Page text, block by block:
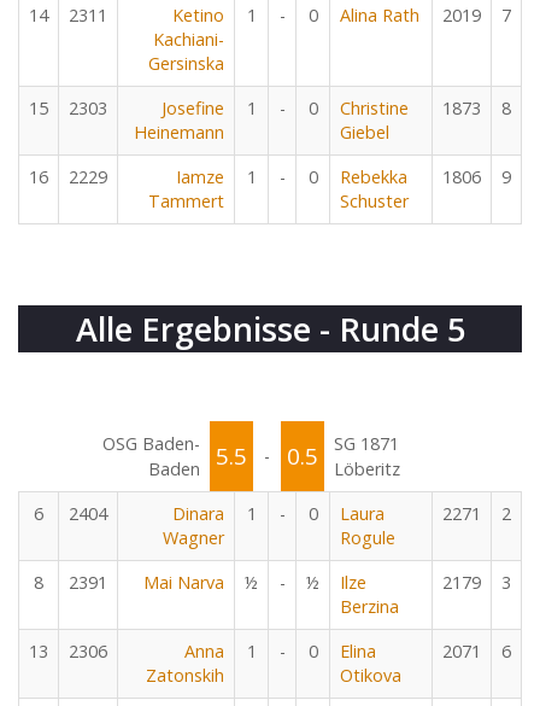
14 2311
Ketino
Kachiani-
Gersinska
1 - 0 Alina Rath 2019 7
15 2303
Josefine
Heinemann
1 - 0
Christine
Giebel
1873 8
16 2229
Iamze
Tammert
1 - 0
Rebekka
Schuster
1806 9
Alle Ergebnisse - Runde 5
OSG Baden-
Baden
5.5 - 0.5
SG 1871
Löberitz
6
2404
Dinara
Wagner
1 - 0
Laura
Rogule
2271 2
8 2391 Mai Narva ½ - ½
Ilze
Berzina
2179 3
13 2306
Anna
Zatonskih
1 - 0
Elina
Otikova
2071 6